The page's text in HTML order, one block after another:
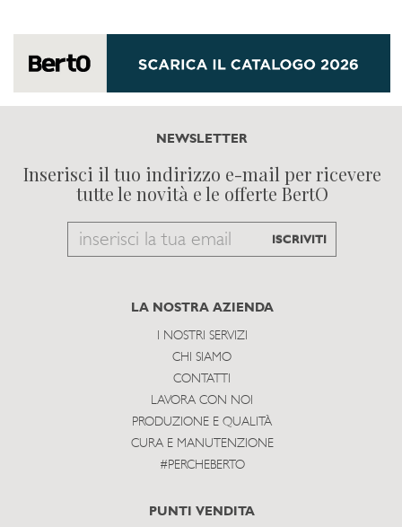
NEWSLETTER
Inserisci il tuo indirizzo e-mail per ricevere
tutte le novità e le offerte BertO
Email
subscribe
ISCRIVITI
LA NOSTRA AZIENDA
I NOSTRI SERVIZI
CHI SIAMO
CONTATTI
LAVORA CON NOI
PRODUZIONE E QUALITÀ
CURA E MANUTENZIONE
#PERCHEBERTO
PUNTI VENDITA